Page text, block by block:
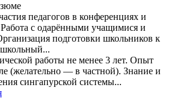
педагогов в конференциях и
с одарёнными учащимися и
подготовки школьников к
работы не менее 3 лет. Опыт
(желательно — в частной). Знание и
сингапурской системы...